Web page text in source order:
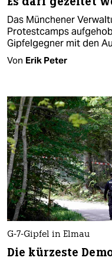
Das Münchener
Protestcamps
Gipfelgegner mit den
Von Erik Peter
G-7-Gipfel in Elmau
Die kürzeste